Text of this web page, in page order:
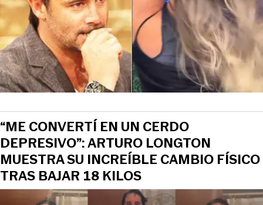
“ME CONVERTÍ EN UN CERDO
DEPRESIVO”: ARTURO LONGTON
MUESTRA SU INCREÍBLE CAMBIO FÍSICO
TRAS BAJAR 18 KILOS